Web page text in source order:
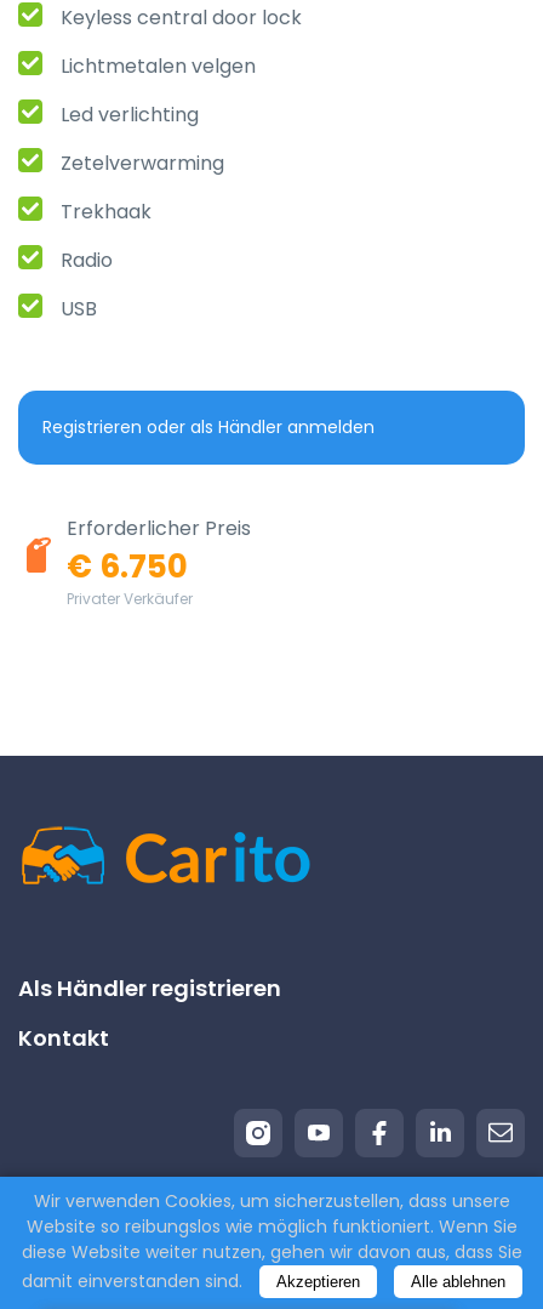
Keyless central door lock
Lichtmetalen velgen
Led verlichting
Zetelverwarming
Trekhaak
Radio
USB
Registrieren oder als Händler anmelden
Erforderlicher Preis
€ 6.750
Privater Verkäufer
Als Händler registrieren
Kontakt
© 2026 Carito.com. | Alle Rechte vorbehalten | Wir
kaufen Ihr Auto zum besten Preis! | Powered by
Wir verwenden Cookies, um sicherzustellen, dass unsere
Website so reibungslos wie möglich funktioniert. Wenn Sie
diese Website weiter nutzen, gehen wir davon aus, dass Sie
damit einverstanden sind.
Akzeptieren Alle ablehnen